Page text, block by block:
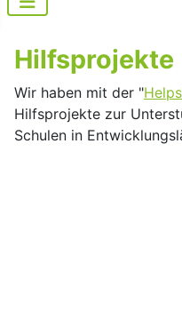
Hilfsprojekte
Wir haben mit der "
Hilfsprojekte zur
Schulen in